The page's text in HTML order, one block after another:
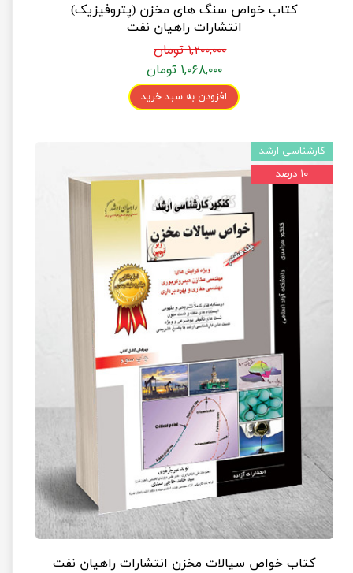
کتاب خواص سنگ های مخزن (پتروفیزیک)
انتشارات راهیان نفت
۱,۲۰۰,۰۰۰ تومان
۱,۰۶۸,۰۰۰ تومان
افزودن به سبد خرید
کتاب خواص سیالات مخزن انتشارات راهیان نفت
کارشناسی ارشد
۱۰ درصد